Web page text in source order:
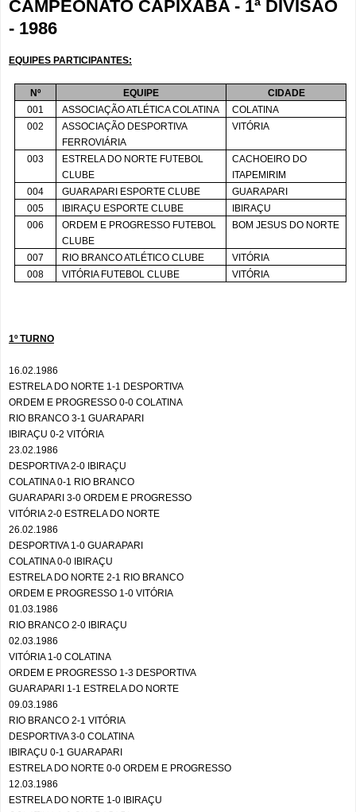
CAMPEONATO CAPIXABA - 1ª DIVISÃO
- 1986
EQUIPES PARTICIPANTES:
Nº EQUIPE
CIDADE
001
ASSOCIAÇÃO ATLÉTICA COLATINA
COLATINA
002
ASSOCIAÇÃO DESPORTIVA
FERROVIÁRIA
VITÓRIA
003
ESTRELA DO NORTE FUTEBOL
CLUBE
CACHOEIRO DO
ITAPEMIRIM
004
GUARAPARI ESPORTE CLUBE
GUARAPARI
005
IBIRAÇU ESPORTE CLUBE
IBIRAÇU
006
ORDEM E PROGRESSO FUTEBOL
CLUBE
BOM JESUS DO NORTE
007 RIO BRANCO ATLÉTICO CLUBE
VITÓRIA
008
VITÓRIA FUTEBOL CLUBE VITÓRIA
1º TURNO
16.02.1986
ESTRELA DO NORTE 1-1 DESPORTIVA
ORDEM E PROGRESSO 0-0 COLATINA
RIO BRANCO 3-1 GUARAPARI
IBIRAÇU 0-2 VITÓRIA
23.02.1986
DESPORTIVA 2-0 IBIRAÇU
COLATINA 0-1 RIO BRANCO
GUARAPARI 3-0 ORDEM E PROGRESSO
VITÓRIA 2-0 ESTRELA DO NORTE
26.02.1986
DESPORTIVA 1-0 GUARAPARI
COLATINA 0-0 IBIRAÇU
ESTRELA DO NORTE 2-1 RIO BRANCO
ORDEM E PROGRESSO 1-0 VITÓRIA
01.03.1986
RIO BRANCO 2-0 IBIRAÇU
02.03.1986
VITÓRIA 1-0 COLATINA
ORDEM E PROGRESSO 1-3 DESPORTIVA
GUARAPARI 1-1 ESTRELA DO NORTE
09.03.1986
RIO BRANCO 2-1 VITÓRIA
DESPORTIVA 3-0 COLATINA
IBIRAÇU 0-1 GUARAPARI
ESTRELA DO NORTE 0-0 ORDEM E PROGRESSO
12.03.1986
ESTRELA DO NORTE 1-0 IBIRAÇU